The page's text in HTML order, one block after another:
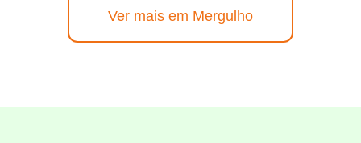
Ver mais em Mergulho